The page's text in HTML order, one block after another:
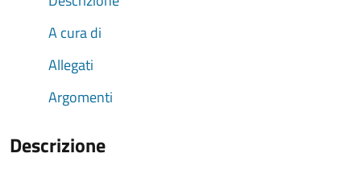
A cura di
Allegati
Argomenti
Descrizione